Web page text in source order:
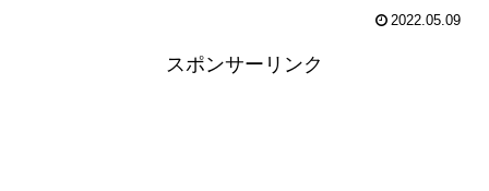
2022.05.09
スポンサーリンク